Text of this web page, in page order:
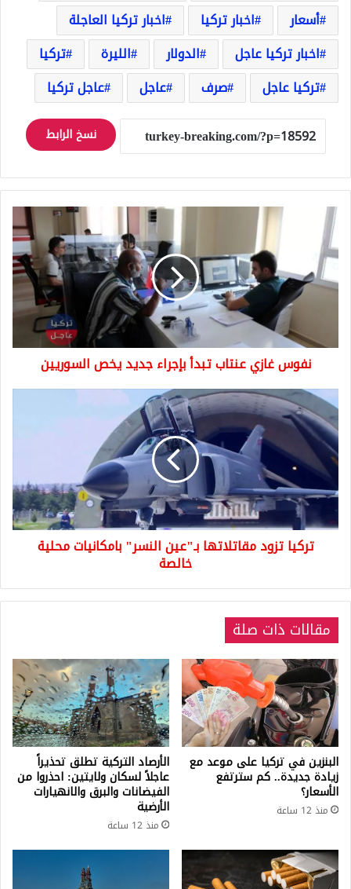
أسعار اخبار تركيا
اخبار تركيا العاجلة
اخبار تركيا عاجل
الدولار الليرة
تركيا
تركيا عاجل
صرف عاجل عاجل تركيا
نسخ الرابط
نفوس
غازي
عنتاب
تبدأ
بإجراء
نفوس غازي عنتاب تبدأ بإجراء جديد يخص السوريين
تركيا
تزود
مقاتلاتها
بـ"عين
النسر"
بامكانيات
محلية
خالصة
تركيا تزود مقاتلاتها بـ"عين النسر" بامكانيات محلية
خالصة
مقالات ذات صلة
البنزين في تركيا على موعد مع
زيادة جديدة.. كم سترتفع
الأسعار؟
منذ 12 ساعة
الأرصاد التركية تطلق تحذيراً
عاجلاً لسكان ولايتين: احذروا من
الفيضانات والبرق والانهيارات
الأرضية
منذ 12 ساعة